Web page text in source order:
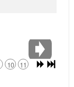
10
11